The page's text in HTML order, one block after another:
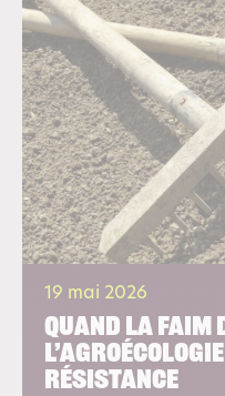
19 mai 2026
Quand la faim
résistance